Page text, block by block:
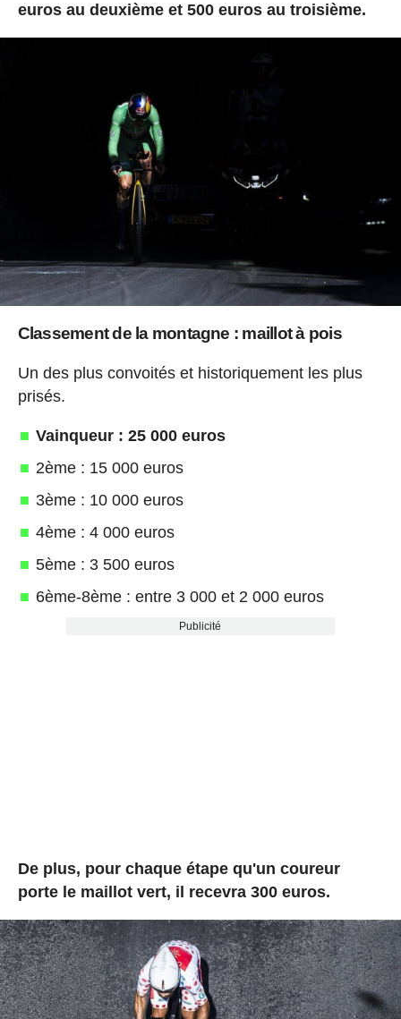
euros au deuxième et 500 euros au troisième.
Classement de la montagne : maillot à pois
Un des plus convoités et historiquement les plus
prisés.
Vainqueur : 25 000 euros
2ème : 15 000 euros
3ème : 10 000 euros
4ème : 4 000 euros
5ème : 3 500 euros
6ème-8ème : entre 3 000 et 2 000 euros
Publicité
De plus, pour chaque étape qu'un coureur
porte le maillot vert, il recevra 300 euros.